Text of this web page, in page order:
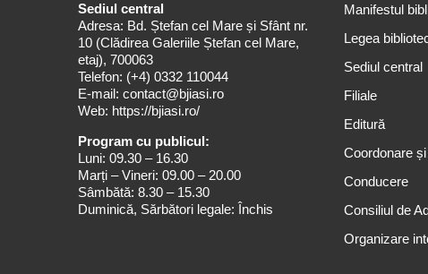
Sediul central
Adresa: Bd. Ștefan cel Mare și Sfânt nr.
10 (Clădirea Galeriile Ștefan cel Mare,
etaj), 700063
Telefon: (+4) 0332 110044
E-mail: contact@bjiasi.ro
Web: https://bjiasi.ro/
Program cu publicul:
Luni: 09.30 – 16.30
Marți – Vineri: 09.00 – 20.00
Sâmbătă: 8.30 – 15.30
Duminică, Sărbători legale: Închis
Manifestul
Legea
Sediul central
Filiale
Editură
Coordonare
Conducere
Consiliul de
Organizare